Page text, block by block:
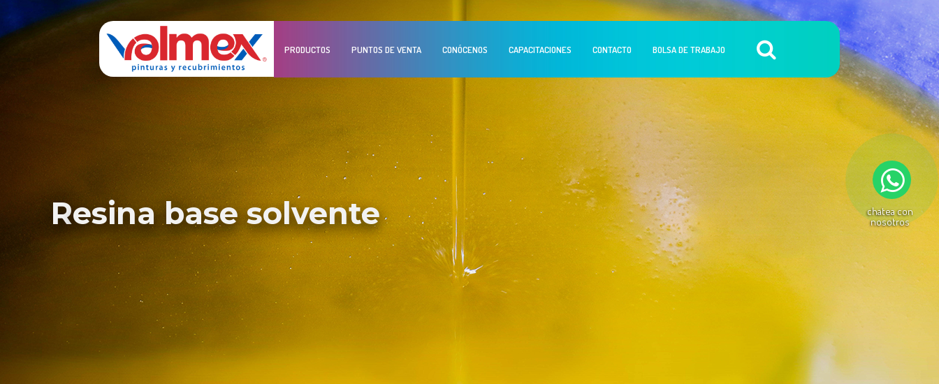
PRODUCTOS PUNTOS DE VENTA CONÓCENOS CAPACITACIONES CONTACTO BOLSA DE TRABAJO
chatea con
nosotros
resina base solvente